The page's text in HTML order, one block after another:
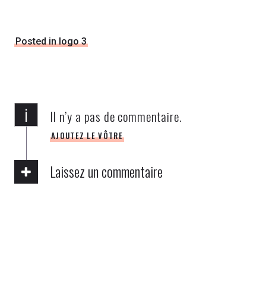
Posted in logo 3
i Il n’y a pas de commentaire.
AJOUTEZ LE VÔTRE
Laissez un commentaire